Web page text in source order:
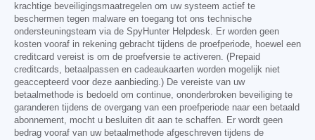
krachtige beveiligingsmaatregelen om uw systeem actief te
beschermen tegen malware en toegang tot ons technische
ondersteuningsteam via de SpyHunter Helpdesk. Er worden geen
kosten vooraf in rekening gebracht tijdens de proefperiode, hoewel een
creditcard vereist is om de proefversie te activeren. (Prepaid
creditcards, betaalpassen en cadeaukaarten worden mogelijk niet
geaccepteerd voor deze aanbieding.) De vereiste van uw
betaalmethode is bedoeld om continue, ononderbroken beveiliging te
garanderen tijdens de overgang van een proefperiode naar een betaald
abonnement, mocht u besluiten dit aan te schaffen. Er wordt geen
bedrag vooraf van uw betaalmethode afgeschreven tijdens de